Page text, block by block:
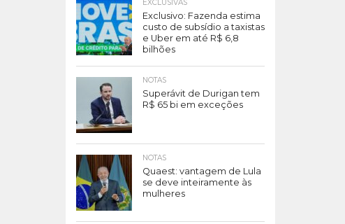
EXCLUSIVAS
Exclusivo: Fazenda estima
custo de subsídio a taxistas
e Uber em até R$ 6,8
bilhões
NOTAS
Superávit de Durigan tem
R$ 65 bi em exceções
NOTAS
Quaest: vantagem de Lula
se deve inteiramente às
mulheres